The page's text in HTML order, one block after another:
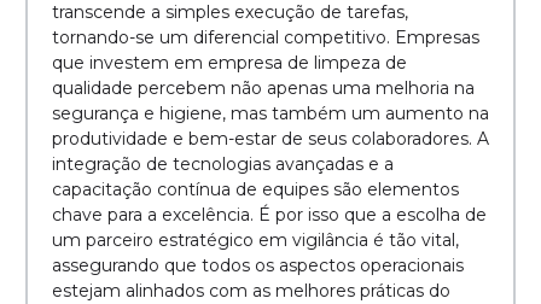
transcende a simples execução de tarefas,
tornando-se um diferencial competitivo. Empresas
que investem em empresa de limpeza de
qualidade percebem não apenas uma melhoria na
segurança e higiene, mas também um aumento na
produtividade e bem-estar de seus colaboradores. A
integração de tecnologias avançadas e a
capacitação contínua de equipes são elementos
chave para a excelência. É por isso que a escolha de
um parceiro estratégico em vigilância é tão vital,
assegurando que todos os aspectos operacionais
estejam alinhados com as melhores práticas do